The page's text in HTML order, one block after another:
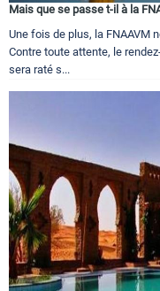
Mais que se passe t-il à la
Une fois de plus, la FNAAVM
Contre toute attente, le
sera raté s...